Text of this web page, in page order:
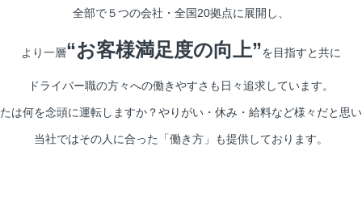
全部で５つの会社・全国20拠点に展開し、
より一層“お客様満足度の向上”を目指すと共に
ドライバー職の方々への働きやすさも日々追求しています。
は何を念頭に運転しますか？やりがい・休み・給料など様々だと思
当社ではその人に合った「働き方」も提供しております。